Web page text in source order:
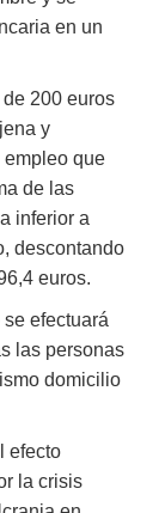
en un
200 euros
y
que
de las
inferior a
descontando
euros.
efectuará
las personas
domicilio
efecto
la crisis